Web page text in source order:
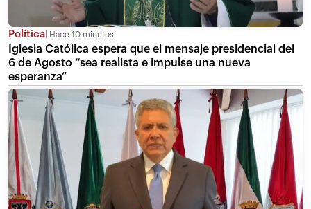
Política Hace 10 minutos
Iglesia Católica espera que el mensaje presidencial del
6 de Agosto “sea realista e impulse una nueva
esperanza”